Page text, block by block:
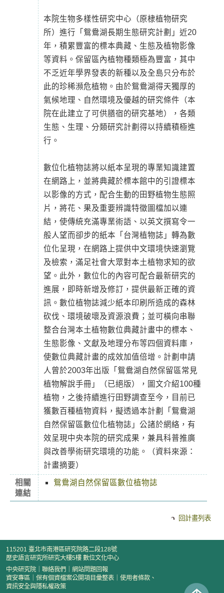
本院生物多樣性研究中心（原棣植物研究
所）進行「鴛鴦湖長期生態研究計劃」近20
年，積累豐富的標本典藏、生態及植物影像
等資料。保留區內植物種類極為豐富，其中
不乏近年學界發表的新種以及全島只分布於
此的珍稀瀕危植物。由於鴛鴦湖得天獨厚的
氣候地理、自然環境及優越的研究條件（本
院在此建立了可供膳宿的研究基地），各類
生態、生理、分類研究計劃得以持續積極進
行。
數位化植物誌將以紙本呈現的專業知識建置
在網路上，並將典藏於標本館中的引證標本
以影像的方式，配合生動的田野植物生態照
片，將花、果及重要辨識特徵圖檔加以連
結，使傳統充滿專業術語、以英文撰寫令一
般人望而卻步的紙本「台灣植物誌」轉為數
位化呈現，在網路上提供中文環境快速瀏覽
及檢索，滿足社會大眾對本土植物求知的欲
望。此外，數位化的內容可配合最新研究的
進展，即時新增及修訂，提供最新正確的資
訊。數位植物誌減少紙本印刷所造成的森林
砍伐、環境破壞及資源浪費；並可橫向串聯
整合台灣本土植物數位典藏計畫中的標本、
生態影像、文獻及地理分布等四個資料庫，
使數位典藏計畫的成效加值倍增。計劃申請
人曾於2003年出版「鴛鴦湖自然保留區常見
植物解說手冊」（已絕版），圖文介紹100種
植物，之後持續進行田野調查至今，目前已
獲數百種植物資料，擬透過本計劃「鴛鴦湖
自然保留區數位化植物誌」公諸於網絡，有
效呈現中央本院的研究成果，兼具科普推廣
與改善學術研究環境的功能。（資料來源：
計畫摘要）
相關
連結
鴛鴦湖自然保留區數位植物誌
回計畫列表
115201 臺北市南港區研究院路二段128號
歷史語言研究所研究大樓5樓 數位文化中心
中央研究院
聯絡我們
網站問題回報
資安專區
保有個資檔案公開項目彙整表
使用者條款、
資訊安全與隱私權政策